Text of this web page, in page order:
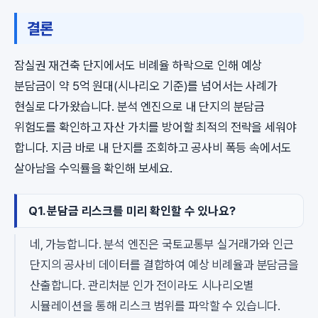
결론
잠실권 재건축 단지에서도 비례율 하락으로 인해 예상
분담금이 약 5억 원대(시나리오 기준)를 넘어서는 사례가
현실로 다가왔습니다. 분석 엔진으로 내 단지의 분담금
위험도를 확인하고 자산 가치를 방어할 최적의 전략을 세워야
합니다. 지금 바로 내 단지를 조회하고 공사비 폭등 속에서도
살아남을 수익률을 확인해 보세요.
Q1. 분담금 리스크를 미리 확인할 수 있나요?
네, 가능합니다. 분석 엔진은 국토교통부 실거래가와 인근
단지의 공사비 데이터를 결합하여 예상 비례율과 분담금을
산출합니다. 관리처분 인가 전이라도 시나리오별
시뮬레이션을 통해 리스크 범위를 파악할 수 있습니다.